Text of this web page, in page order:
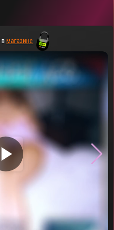
вмагазине
▶